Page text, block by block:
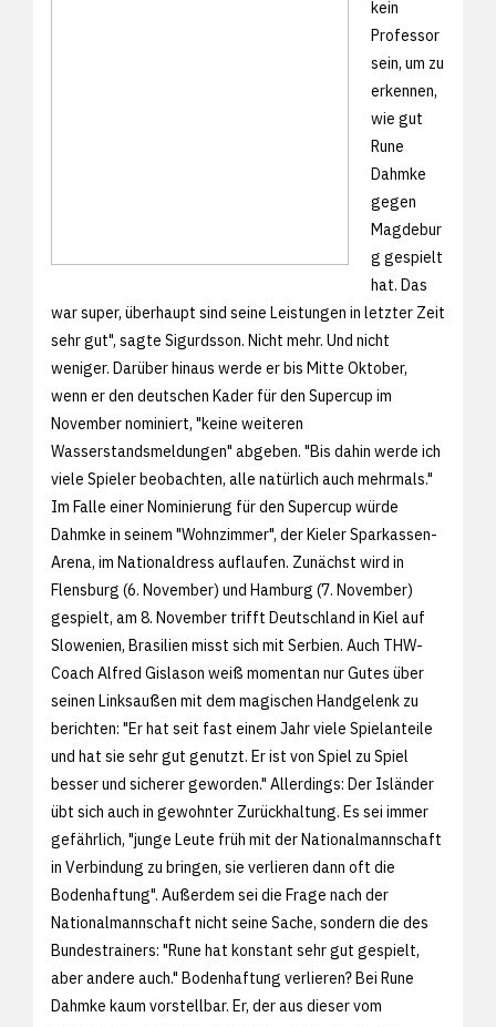
kein
Professor
sein, um zu
erkennen,
wie gut
Rune
Dahmke
gegen
Magdebur
g gespielt
hat. Das
war super, überhaupt sind seine Leistungen in letzter Zeit
sehr gut", sagte Sigurdsson. Nicht mehr. Und nicht
weniger. Darüber hinaus werde er bis Mitte Oktober,
wenn er den deutschen Kader für den Supercup im
November nominiert, "keine weiteren
Wasserstandsmeldungen" abgeben. "Bis dahin werde ich
viele Spieler beobachten, alle natürlich auch mehrmals."
Im Falle einer Nominierung für den Supercup würde
Dahmke in seinem "Wohnzimmer", der Kieler Sparkassen-
Arena, im Nationaldress auflaufen. Zunächst wird in
Flensburg (6. November) und Hamburg (7. November)
gespielt, am 8. November trifft Deutschland in Kiel auf
Slowenien, Brasilien misst sich mit Serbien. Auch THW-
Coach Alfred Gislason weiß momentan nur Gutes über
seinen Linksaußen mit dem magischen Handgelenk zu
berichten: "Er hat seit fast einem Jahr viele Spielanteile
und hat sie sehr gut genutzt. Er ist von Spiel zu Spiel
besser und sicherer geworden." Allerdings: Der Isländer
übt sich auch in gewohnter Zurückhaltung. Es sei immer
gefährlich, "junge Leute früh mit der Nationalmannschaft
in Verbindung zu bringen, sie verlieren dann oft die
Bodenhaftung". Außerdem sei die Frage nach der
Nationalmannschaft nicht seine Sache, sondern die des
Bundestrainers: "Rune hat konstant sehr gut gespielt,
aber andere auch." Bodenhaftung verlieren? Bei Rune
Dahmke kaum vorstellbar. Er, der aus dieser vom